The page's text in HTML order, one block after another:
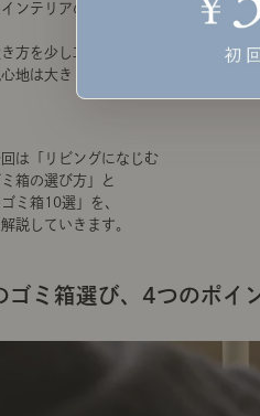
ンテリアのひとつ。
方を少し工夫するだけで、
地は大きく変わります。
は「リビングになじむ
箱の選び方」と
ミ箱10選」を、
説していきます。
ゴミ箱選び、4つのポイ